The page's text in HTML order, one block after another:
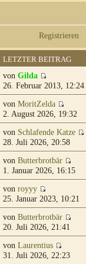
Registrieren
LETZTER BEITRAG
von Gilda
26. Februar 2013, 12:24
von MoritZelda
2. August 2026, 19:32
von Schlafende Katze
28. Juli 2026, 20:58
von Butterbrotbär
1. Januar 2026, 16:15
von royyy
25. Januar 2023, 10:21
von Butterbrotbär
20. Juli 2026, 21:41
von Laurentius
31. Juli 2026, 22:23